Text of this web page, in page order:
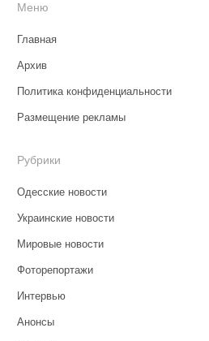
Меню
Главная
Архив
Политика конфиденциальности
Размещение рекламы
Рубрики
Одесские новости
Украинские новости
Мировые новости
Фоторепортажи
Интервью
Анонсы